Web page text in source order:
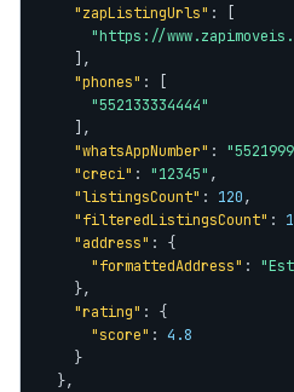
"zapListingUrls" : [
"https://
    ],
"phones" : [
"552133334444"
    ],
"whatsAppNumber" :
"creci" : "12345" ,
"listingsCount" : 120,
"filteredListingsCount" :
"address" : {
"formattedAddress" :
    },
"rating" : {
"score" : 4.8
    }
  },